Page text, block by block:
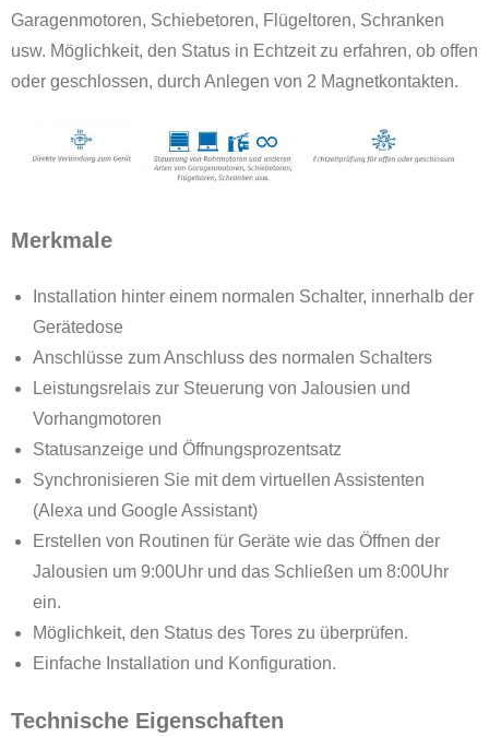
Garagenmotoren, Schiebetoren, Flügeltoren, Schranken
usw. Möglichkeit, den Status in Echtzeit zu erfahren, ob offen
oder geschlossen, durch Anlegen von 2 Magnetkontakten.
Merkmale
Installation hinter einem normalen Schalter, innerhalb der
Gerätedose
Anschlüsse zum Anschluss des normalen Schalters
Leistungsrelais zur Steuerung von Jalousien und
Vorhangmotoren
Statusanzeige und Öffnungsprozentsatz
Synchronisieren Sie mit dem virtuellen Assistenten
(Alexa und Google Assistant)
Erstellen von Routinen für Geräte wie das Öffnen der
Jalousien um 9:00Uhr und das Schließen um 8:00Uhr
ein.
Möglichkeit, den Status des Tores zu überprüfen.
Einfache Installation und Konfiguration.
Technische Eigenschaften